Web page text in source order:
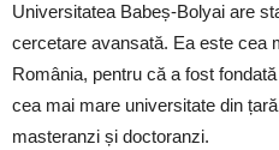
Universitatea Babeș-Bolyai are
cercetare avansată. Ea este cea
România, pentru că a fost
cea mai mare universitate din
masteranzi și doctoranzi.